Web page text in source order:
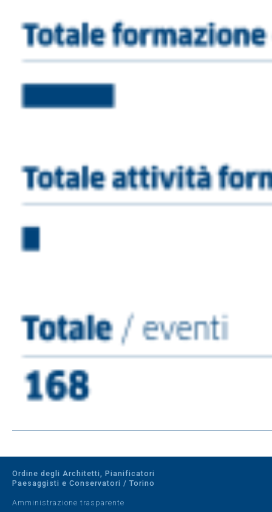
Ordine degli Architetti, Pianificatori
Paesaggisti e Conservatori / Torino
Amministrazione trasparente